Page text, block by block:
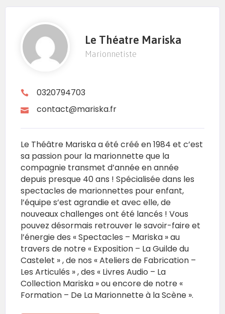
Le Théatre Mariska
Marionnetiste
0320794703
contact@mariska.fr
Le Théâtre Mariska a été créé en 1984 et c’est
sa passion pour la marionnette que la
compagnie transmet d’année en année
depuis presque 40 ans ! Spécialisée dans les
spectacles de marionnettes pour enfant,
l’équipe s’est agrandie et avec elle, de
nouveaux challenges ont été lancés ! Vous
pouvez désormais retrouver le savoir-faire et
l’énergie des « Spectacles – Mariska » au
travers de notre « Exposition – La Guilde du
Castelet » , de nos « Ateliers de Fabrication –
Les Articulés » , des « Livres Audio – La
Collection Mariska » ou encore de notre «
Formation – De La Marionnette à la Scène ».